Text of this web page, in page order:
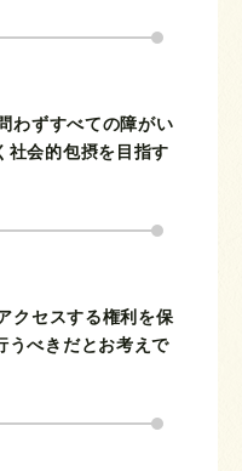
わずすべての障がい
社会的包摂を目指す
クセスする権利を保
うべきだとお考えで